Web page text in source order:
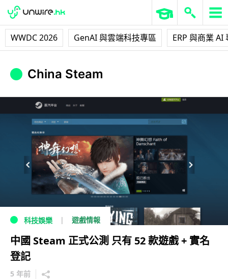
WWDC 2026 GenAI 與雲端科技專區 ERP 與商業 AI
China Steam
科技娛樂 遊戲情報
中國 Steam 正式公測 只有 52 款遊戲 + 實名
登記
5 年前